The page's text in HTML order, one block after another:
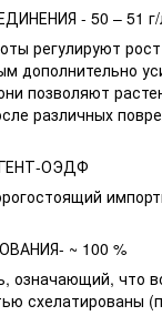
- 50 – 51 г/
регулируют
дополнительно
позволяют
различных
ОЭДФ
~ 100 %
означающий, что
схелатированы